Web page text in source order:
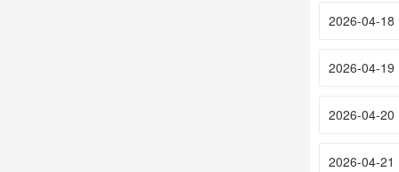
2026-04-18
2026-04-19
2026-04-20
2026-04-21